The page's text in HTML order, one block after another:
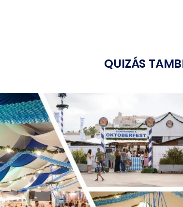
QUIZÁS